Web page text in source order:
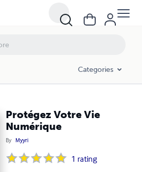
Categories
Protégez Votre Vie
Numérique
By Myyri
1 rating